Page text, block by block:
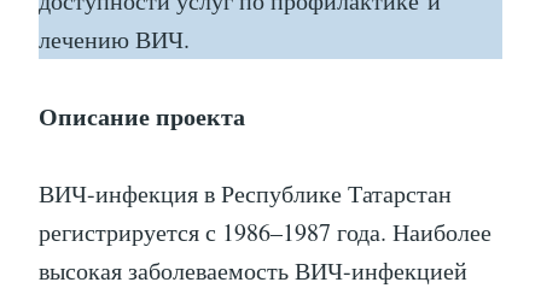
лечению ВИЧ.
Описание проекта
ВИЧ-инфекция в Республике Татарстан
регистрируется с 1986–1987 года. Наиболее
высокая заболеваемость ВИЧ-инфекцией